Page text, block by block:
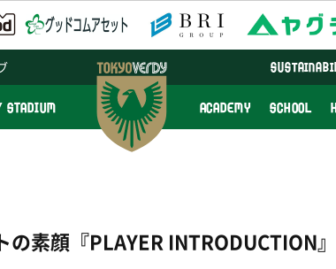
STADIUM ACADEMY SCHOOL
の素顔『PLAYER INTRODUCTION